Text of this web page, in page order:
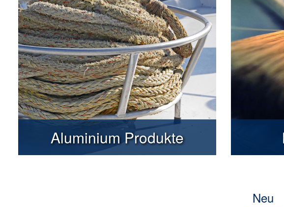
Aluminium Produkte
Neu